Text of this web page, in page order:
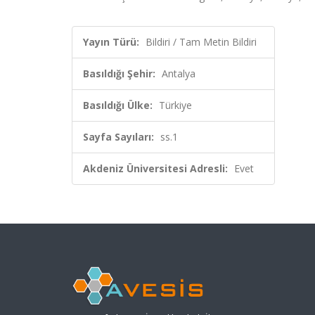
Yayın Türü: Bildiri / Tam Metin Bildiri
Basıldığı Şehir: Antalya
Basıldığı Ülke: Türkiye
Sayfa Sayıları: ss.1
Akdeniz Üniversitesi Adresli: Evet